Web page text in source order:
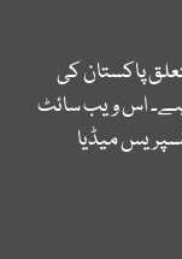
پاکستان کی
اس ویب سائٹ
میڈیا